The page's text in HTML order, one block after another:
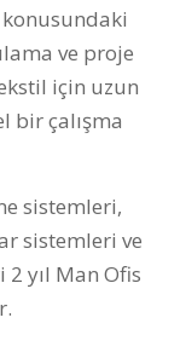
ve proje
için uzun
bir çalışma
sistemleri,
sistemleri ve
yıl Man Ofis